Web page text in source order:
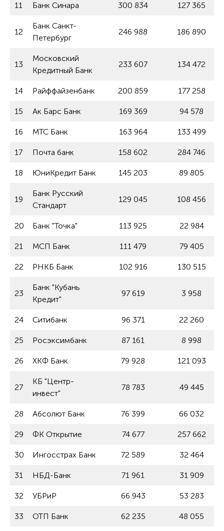
11 Банк Синара 300 834 127 365
12
Банк Санкт-
Петербург
246 988 186 890
13
Московский
Кредитный Банк
233 607 134 472
14 Райффайзенбанк 200 859 177 258
15 Ак Барс Банк 169 369 94 578
16 МТС Банк 163 964 133 499
17 Почта банк 158 602 284 746
18 ЮниКредит Банк 145 203 89 805
19
Банк Русский
Стандарт
129 045 108 456
20 Банк "Точка" 113 925 22 984
21 МСП Банк 111 479 79 405
22 РНКБ Банк 102 916 130 515
23
Банк "Кубань
Кредит"
97 619 3 958
24 Ситибанк 96 371 22 260
25 Росэксимбанк 87 161 8 998
26 ХКФ Банк 79 928 121 093
27
КБ "Центр-
инвест"
78 783 49 445
28 Абсолют Банк 76 399 66 032
29 ФК Открытие 74 677 257 662
30 Ингосстрах Банк 72 589 32 464
31 НБД-Банк 71 961 31 909
32 УБРиР 66 943 53 283
33 ОТП Банк 62 235 48 055